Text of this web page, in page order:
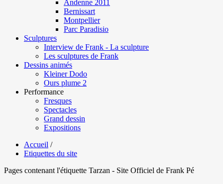
Andenne 2011
Bernissart
Montpellier
Parc Paradisio
Sculptures
Interview de Frank - La sculpture
Les sculptures de Frank
Dessins animés
Kleiner Dodo
Ours plume 2
Performance
Fresques
Spectacles
Grand dessin
Expositions
Accueil /
Etiquettes du site
Pages contenant l'étiquette Tarzan - Site Officiel de Frank Pé